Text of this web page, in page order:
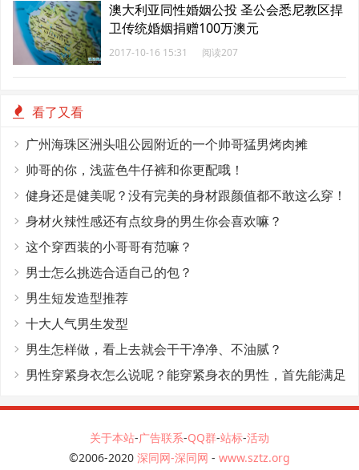
澳大利亚同性婚姻公投 圣公会悉尼教区捍
卫传统婚姻捐赠100万澳元
2017-10-16 15:31 阅读207
看了又看
广州海珠区洲头咀公园附近的一个帅哥猛男烤肉摊
帅哥的你，浅蓝色牛仔裤和你更配哦！
健身还是健美呢？没有完美的身材跟颜值都不敢这么穿！
身材火辣性感还有点纹身的男生你会喜欢嘛？
这个穿西装的小哥哥有范嘛？
男士怎么挑选合适自己的包？
男生短发造型推荐
十大人气男生发型
男生怎样做，看上去就会干干净净、不油腻？
男性穿紧身衣怎么说呢？能穿紧身衣的男性，首先能满足
关于本站-广告联系-QQ群-站标-活动
©2006-2020 深同网-深同网 - www.sztz.org